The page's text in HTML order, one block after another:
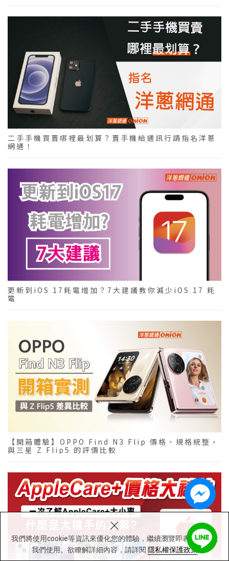
我們將使用cookie等資訊來優化您的體驗，繼續瀏覽即表示您同意
我們使用。欲瞭解詳細內容，請詳閱 隱私權保護政策
×
二手手機買賣哪裡最划算？賣手機給通訊行請指名洋蔥
網通！
更新到iOS 17耗電增加？7大建議教你減少iOS 17 耗
電
【開箱體驗】OPPO Find N3 Flip 價格、規格統整，
與三星 Z Flip5 的評價比較